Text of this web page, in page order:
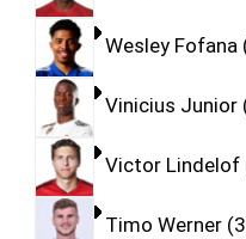
Wesley Fofana
Vinicius Junior
Victor Lindelof
Timo Werner 3